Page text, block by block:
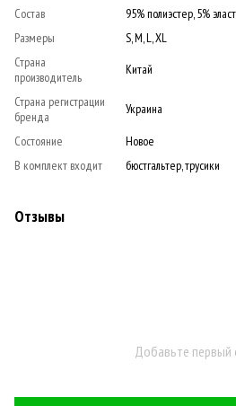
Состав
95% полиэстер, 5%
Размеры
S, M, L, XL
Страна
производитель
Китай
Страна регистрации
бренда
Украина
Состояние
Новое
В комплект входит
бюстгальтер, трусики
Отзывы
Добавьте первый